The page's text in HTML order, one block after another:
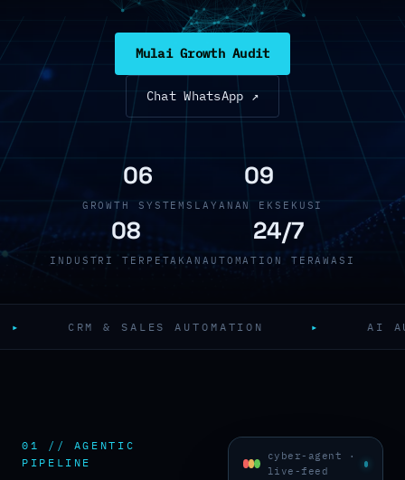
Mulai Growth Audit
Chat WhatsApp ↗
06
GROWTH SYSTEMS
09
LAYANAN EKSEKUSI
08
INDUSTRI TERPETAKAN
24/7
AUTOMATION TERAWASI
AI AUTOMATION SYSTEM
01 // AGENTIC
PIPELINE
cyber-agent ·
live-feed